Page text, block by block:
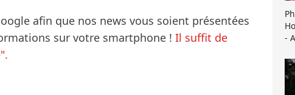
afin que nos news vous soient présentées
sur votre smartphone ! Il suffit de
-